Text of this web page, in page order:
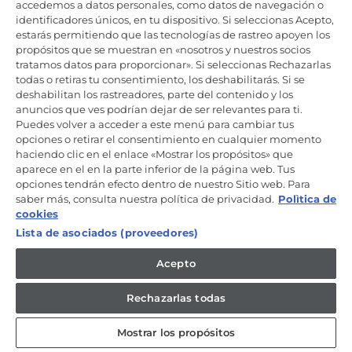
Productos de cuidado y mantenimiento
Mantente en contacto
Regístrate ahora
Candy Hoover Group Srl –con accionista único, empresa que
gestiona y coordina la actividad de Candy S.p.A, con domicilio fiscal
en Via Comolli, 57 - 20861 Brugherio (MB) – Sede administrativa: Via
Privata Eden Fumagalli - 20861 Brugherio (MB). - Italia con capital
Mercantil/ tributación de Monza y Brianza 04666310158 – IVA núm.
IT00786860965
ES / Español
accedemos a datos personales, como datos de navegación o
identificadores únicos, en tu dispositivo. Si seleccionas Acepto,
estarás permitiendo que las tecnologías de rastreo apoyen los
propósitos que se muestran en «nosotros y nuestros socios
tratamos datos para proporcionar». Si seleccionas Rechazarlas
todas o retiras tu consentimiento, los deshabilitarás. Si se
deshabilitan los rastreadores, parte del contenido y los
anuncios que ves podrían dejar de ser relevantes para ti.
Puedes volver a acceder a este menú para cambiar tus
opciones o retirar el consentimiento en cualquier momento
haciendo clic en el enlace «Mostrar los propósitos» que
aparece en el en la parte inferior de la página web. Tus
opciones tendrán efecto dentro de nuestro Sitio web. Para
saber más, consulta nuestra política de privacidad. Polìtica de
cookies
Lista de asociados (proveedores)
Acepto
Rechazarlas todas
Mostrar los propósitos